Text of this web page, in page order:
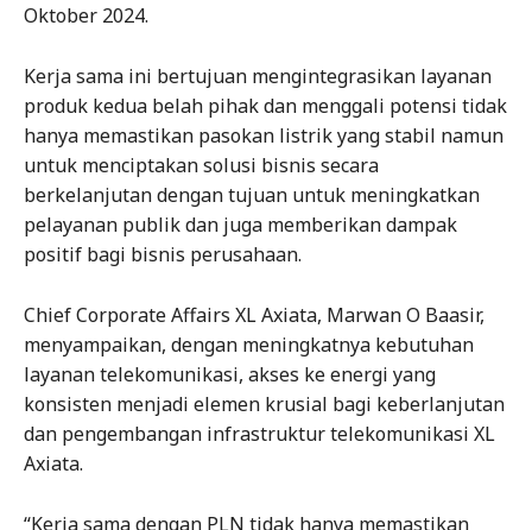
Oktober 2024.
Kerja sama ini bertujuan mengintegrasikan layanan
produk kedua belah pihak dan menggali potensi tidak
hanya memastikan pasokan listrik yang stabil namun
untuk menciptakan solusi bisnis secara
berkelanjutan dengan tujuan untuk meningkatkan
pelayanan publik dan juga memberikan dampak
positif bagi bisnis perusahaan.
Chief Corporate Affairs XL Axiata, Marwan O Baasir,
menyampaikan, dengan meningkatnya kebutuhan
layanan telekomunikasi, akses ke energi yang
konsisten menjadi elemen krusial bagi keberlanjutan
dan pengembangan infrastruktur telekomunikasi XL
Axiata.
“Kerja sama dengan PLN tidak hanya memastikan